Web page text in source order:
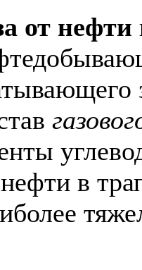
от нефти
в